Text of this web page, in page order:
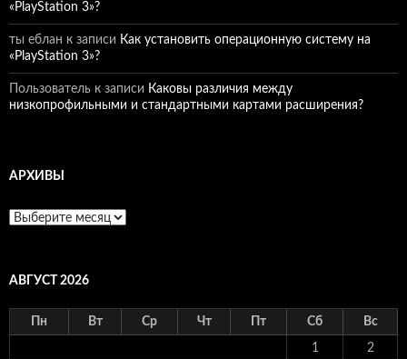
«PlayStation 3»?
ты еблан к записи Как установить операционную систему на
«PlayStation 3»?
Пользователь к записи Каковы различия между
низкопрофильными и стандартными картами расширения?
АРХИВЫ
Архивы
АВГУСТ 2026
Пн Вт Ср Чт Пт Сб Вс
1 2